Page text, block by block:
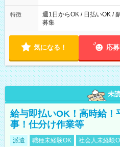
特徴
週1日からOK / 日払いOK /
募集
気になる！ 応
未
給与即払いOK！高時給！
事！仕分け作業等
派遣 職種未経験OK 社会人未経験